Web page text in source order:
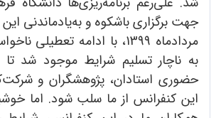
جهت برگزاری باشکوه و به‌یادماندنی
مردادماه 1399، با ادامه تعطیلی
به ناچار تسلیم شرایط موجود شد تا
حضوری استادان، پژوهشگران و
این کنفرانس از ما سلب شود. اما